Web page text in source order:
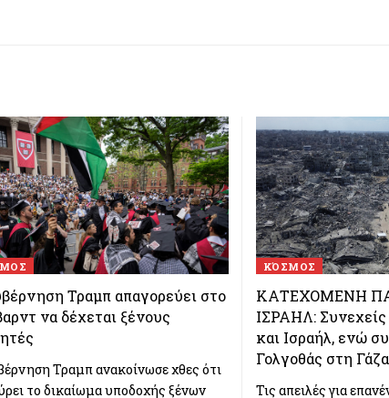
Τραμπ απαγορεύει στο
να δέχεται ξένους
Τραμπ ανακοίνωσε χθες ότι
το δικαίωμα υποδοχής ξένων
ΚΌΣΜΟΣ
ΚΑΤΕΧΟΜΕΝΗ
ΙΣΡΑΗΛ:
και Ισραήλ, ενώ
Γολγοθάς στη Γάζα
Τις απειλές για